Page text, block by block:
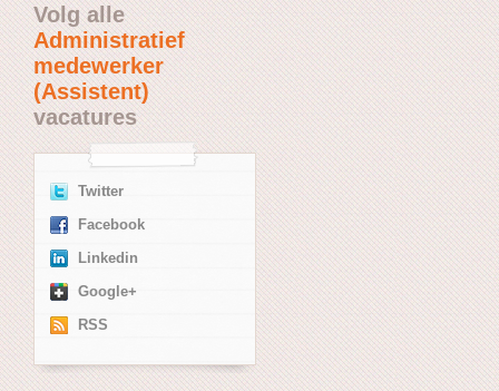
Volg alle
Administratief
medewerker
(Assistent)
vacatures
Twitter
Facebook
Linkedin
Google+
RSS